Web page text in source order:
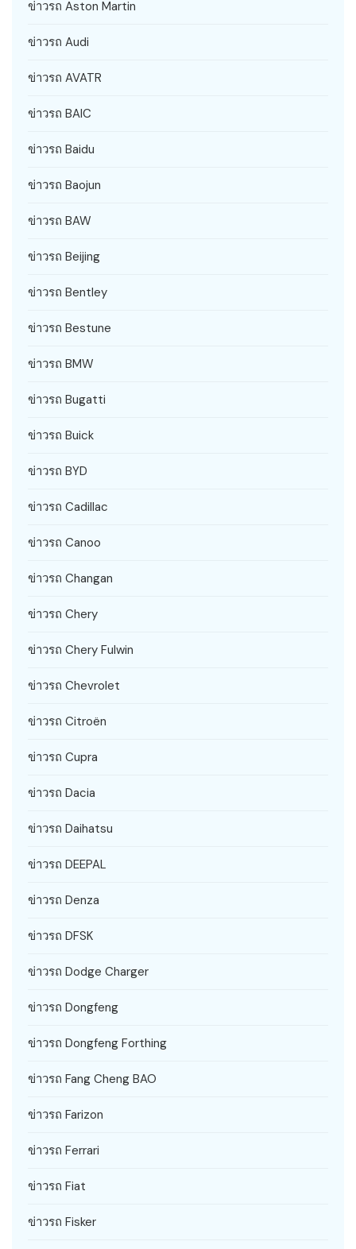
ข่าวรถ Aston Martin
ข่าวรถ Audi
ข่าวรถ AVATR
ข่าวรถ BAIC
ข่าวรถ Baidu
ข่าวรถ Baojun
ข่าวรถ BAW
ข่าวรถ Beijing
ข่าวรถ Bentley
ข่าวรถ Bestune
ข่าวรถ BMW
ข่าวรถ Bugatti
ข่าวรถ Buick
ข่าวรถ BYD
ข่าวรถ Cadillac
ข่าวรถ Canoo
ข่าวรถ Changan
ข่าวรถ Chery
ข่าวรถ Chery Fulwin
ข่าวรถ Chevrolet
ข่าวรถ Citroën
ข่าวรถ Cupra
ข่าวรถ Dacia
ข่าวรถ Daihatsu
ข่าวรถ DEEPAL
ข่าวรถ Denza
ข่าวรถ DFSK
ข่าวรถ Dodge Charger
ข่าวรถ Dongfeng
ข่าวรถ Dongfeng Forthing
ข่าวรถ Fang Cheng BAO
ข่าวรถ Farizon
ข่าวรถ Ferrari
ข่าวรถ Fiat
ข่าวรถ Fisker